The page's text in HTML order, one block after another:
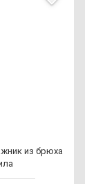
из брю­ха